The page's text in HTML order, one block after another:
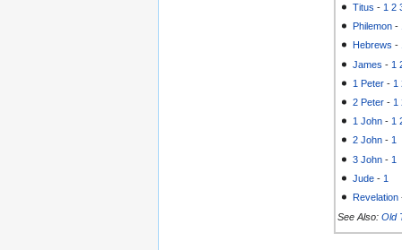
Titus - 1 2
Philemon -
Hebrews -
James - 1
1 Peter - 1
2 Peter - 1
1 John - 1
2 John - 1
3 John - 1
Jude - 1
Revelation
See Also: Old